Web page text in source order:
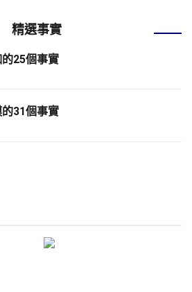
精選事實
的25個事實
的31個事實